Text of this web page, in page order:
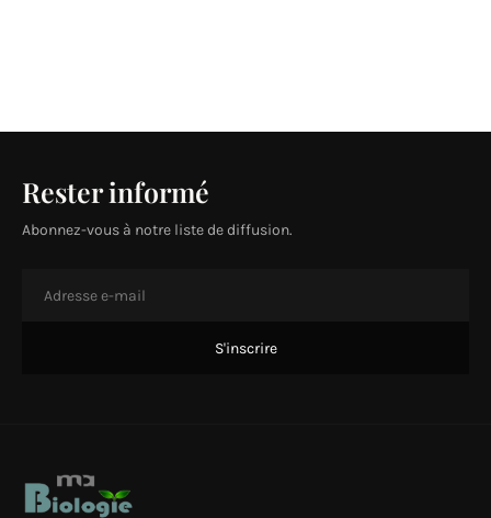
Rester informé
Abonnez-vous à notre liste de diffusion.